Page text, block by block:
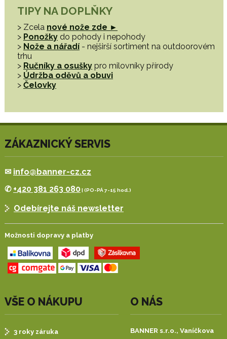
TIPY NA DOPLŇKY
> Zcela nové nože zde ►
> Ponožkydo pohody i nepohody
> Nože a nářadí- nejširší sortiment na outdoorovém
trhu
> Ručníky a osušky pro milovníky přírody
> Údržba oděvů a obuvi
> Čelovky
ZÁKAZNICKÝ SERVIS
✉ info@banner-cz.cz
✆ +420 381 263 080| (PO-PÁ 7-15 hod.)
Odebírejte náš newsletter
Možnosti dopravy a platby
VŠE O NÁKUPU
3 roky záruka
O NÁS
BANNER s.r.o., Vaníčkova